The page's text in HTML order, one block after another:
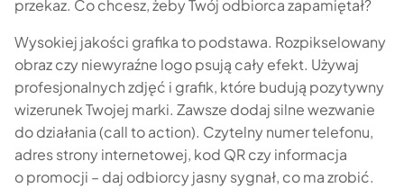
przekaz. Co chcesz, żeby Twój odbiorca zapamiętał?
Wysokiej jakości grafika to podstawa. Rozpikselowany
obraz czy niewyraźne logo psują cały efekt. Używaj
profesjonalnych zdjęć i grafik, które budują pozytywny
wizerunek Twojej marki. Zawsze dodaj silne wezwanie
do działania (call to action). Czytelny numer telefonu,
adres strony internetowej, kod QR czy informacja
o promocji – daj odbiorcy jasny sygnał, co ma zrobić.